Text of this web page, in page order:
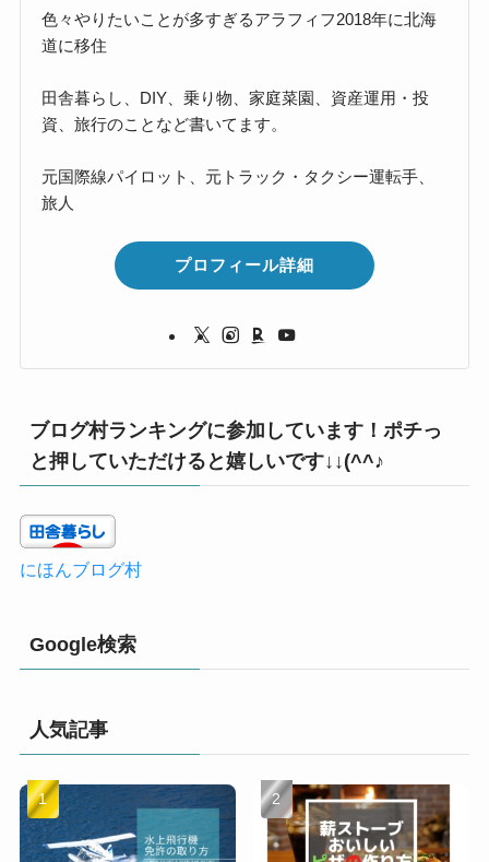
色々やりたいことが多すぎるアラフィフ2018年に北海
道に移住
田舎暮らし、DIY、乗り物、家庭菜園、資産運用・投
資、旅行のことなど書いてます。
元国際線パイロット、元トラック・タクシー運転手、
旅人
プロフィール詳細
ブログ村ランキングに参加しています！ポチっ
と押していただけると嬉しいです↓↓(^^♪
にほんブログ村
Google検索
人気記事